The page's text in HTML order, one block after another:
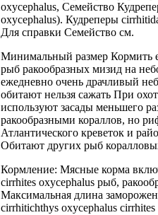
oxycephalus, Семейство
oxycephalus). Кудреперы
Для справки Семейство см.
Минимальный размер Кормить
рыб ракообразных мизид на
ежедневно очень драчливый
обитают нельзя сажать При
используют засады меньшего
ракообразными кораллов, но
Атлантического креветок и
Обитают других рыб
Кормление: Мясные корма
cirrhites oxycephalus рыб,
Максимальная длина
cirrhitichthys oxycephalus cirrhites